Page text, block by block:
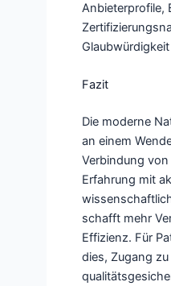
Anbieterprofile,
Fazit
Die moderne
an einem
Verbindung
Erfahrung mit
schafft mehr
Effizienz. Für
dies, Zugang zu